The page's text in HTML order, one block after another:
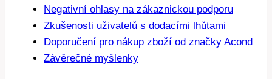
Negativní ohlasy na zákaznickou podporu
Zkušenosti uživatelů s dodacími lhůtami
Doporučení pro nákup zboží od značky Acond
Závěrečné myšlenky